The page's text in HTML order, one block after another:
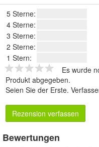
5 Sterne:
4 Sterne:
3 Sterne:
2 Sterne:
1 Stern:
Es wurde
Produkt abgegeben.
Seien Sie der Erste.
Rezension verfassen
Bewertungen